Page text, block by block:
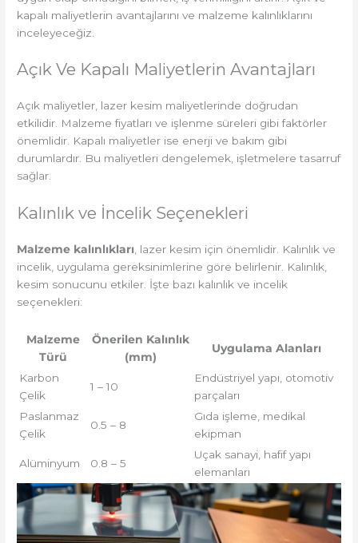
kapalı maliyetlerin avantajlarını ve malzeme kalınlıklarını
inceleyeceğiz.
Açık Ve Kapalı Maliyetlerin Avantajları
Açık maliyetler, lazer kesim maliyetlerinde doğrudan
etkilidir. Malzeme fiyatları ve işlenme süreleri gibi faktörler
önemlidir. Kapalı maliyetler ise enerji ve bakım gibi
durumlardır. Bu maliyetleri dengelemek, işletmelere tasarruf
sağlar.
Kalınlık ve İncelik Seçenekleri
Malzeme kalınlıkları, lazer kesim için önemlidir. Kalınlık ve
incelik, uygulama gereksinimlerine göre belirlenir. Kalınlık,
kesim sonucunu etkiler. İşte bazı kalınlık ve incelik
seçenekleri:
Malzeme
Türü
Önerilen Kalınlık
(mm)
Uygulama Alanları
Karbon
Çelik
1 – 10
Endüstriyel yapı, otomotiv
parçaları
Paslanmaz
Çelik
0.5 – 8
Gıda işleme, medikal
ekipman
Alüminyum 0.8 – 5
Uçak sanayi, hafif yapı
elemanları